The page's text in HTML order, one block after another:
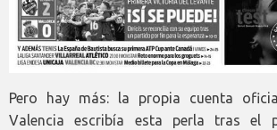
Pero hay más: la propia cuenta
Valencia escribía esta perla tras el